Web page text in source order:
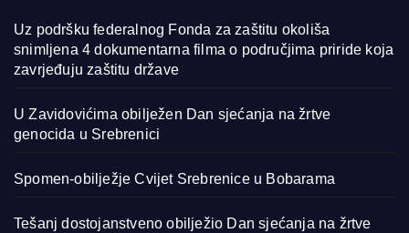
Uz podršku federalnog Fonda za zaštitu okoliša
snimljena 4 dokumentarna filma o područjima priride koja
zavrjeđuju zaštitu države
U Zavidovićima obilježen Dan sjećanja na žrtve
genocida u Srebrenici
Spomen-obilježje Cvijet Srebrenice u Bobarama
Tešanj dostojanstveno obilježio Dan sjećanja na žrtve